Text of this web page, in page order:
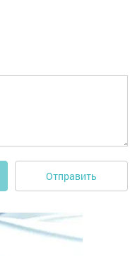
Отправить